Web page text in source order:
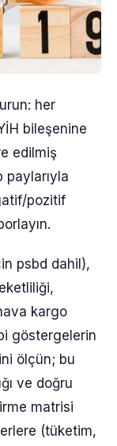
her
bileşenine
edilmiş
paylarıyla
pozitif
psbd dahil),
kargo
göstergelerin
ölçün; bu
ve doğru
matrisi
(tüketim,